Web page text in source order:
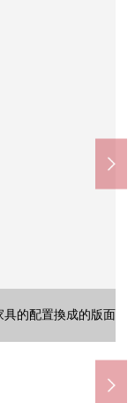
的配置換成的版面
的配置換成的版面
的配置換成的版面
組合廚房
陽台，光照良好。
式衣櫃。
的配置換成的版面
的配置換成的版面
的配置換成的版面
陽台，光照良好。
位置。
行李的領取。
場。
位置。